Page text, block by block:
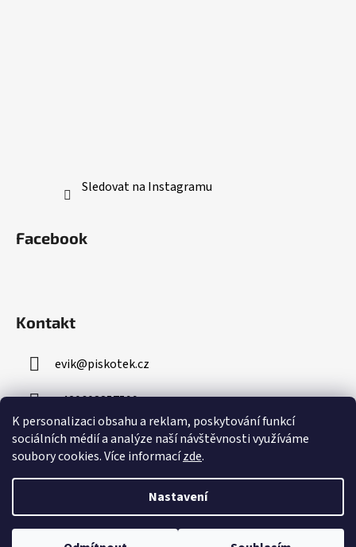
K personalizaci obsahu a reklam, poskytování funkcí
sociálních médií a analýze naší návštěvnosti využíváme
soubory cookies. Více informacízde.
Nastavení
Sledovat na Instagramu
Facebook
Kontakt
evik@piskotek.cz
+420608857599
Vytvořil Shoptet